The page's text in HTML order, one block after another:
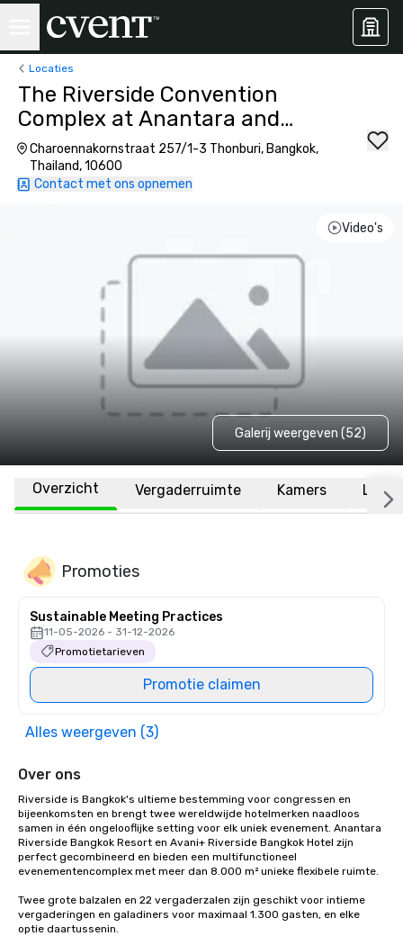
Locaties
The Riverside Convention
Complex at Anantara and
Avani+ Bangkok
Charoennakornstraat 257/1-3 Thonburi, Bangkok,
Thailand, 10600
Contact met ons opnemen
Video's
Galerij weergeven (52)
Overzicht Vergaderruimte Kamers
Promoties
Sustainable Meeting Practices
11-05-2026 - 31-12-2026
Promotietarieven
Promotie claimen
Alles weergeven (3)
Over ons
Riverside is Bangkok's ultieme bestemming voor congressen en
bijeenkomsten en brengt twee wereldwijde hotelmerken naadloos
samen in één ongelooflijke setting voor elk uniek evenement. Anantara
Riverside Bangkok Resort en Avani+ Riverside Bangkok Hotel zijn
perfect gecombineerd en bieden een multifunctioneel
evenementencomplex met meer dan 8.000 m² unieke flexibele ruimte.
Twee grote balzalen en 22 vergaderzalen zijn geschikt voor intieme
vergaderingen en galadiners voor maximaal 1.300 gasten, en elke
optie daartussenin.